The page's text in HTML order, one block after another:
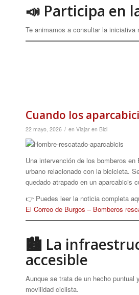
📣 Participa en
Te animamos a consultar la
Cuando los
22 mayo, 2026 / en Viajar en Bici
Una intervención de los bomberos
urbano relacionado con la bicicleta.
quedado atrapado en un aparcabicis
👉 Puedes leer la noticia completa
El Correo de Burgos – Bomberos
🏙 La
accesible
Aunque se trata de un hecho
movilidad ciclista.